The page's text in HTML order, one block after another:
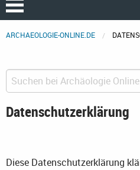
ARCHAEOLOGIE-ONLINE.DE
Datenschutzerklärung
Diese Datenschutzerklärung